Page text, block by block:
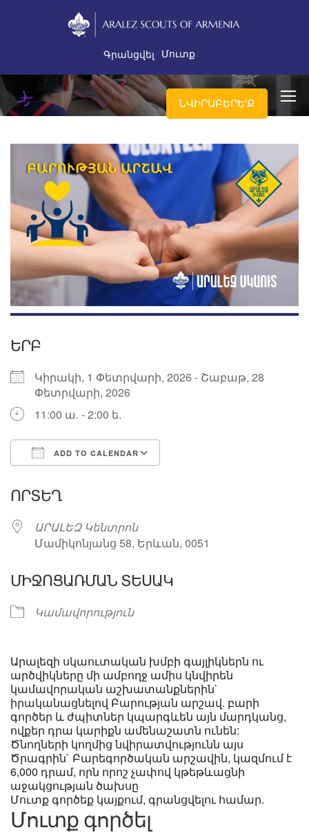
Գրանցվել Մուտք
ՆՎԻՐԱԲԵՐԵ'Ք
ԵՐԲ
Կիրակի, 1 Փետրվարի, 2026 - Շաբաթ, 28
Փետրվարի, 2026
11:00 ա. - 2:00 ե.
ADD TO CALENDAR
ՈՐՏԵՂ
ԱՐԱԼԵԶ Կենտրոն
Մամիկոնյանց 58, Երևան, 0051
ՄԻՋՈՑԱՌՄԱՆ ՏԵՍԱԿ
Կամավորություն
Արալեզի սկաուտական խմբի գայլիկներն ու
արծվիկները մի ամբողջ ամիս կնվիրեն
կամավորական աշխատանքներին`
իրականացնելով Բարության արշավ. բարի
գործեր և ժպիտներ կպարգևեն այն մարդկանց,
ովքեր դրա կարիքն ամենաշատն ունեն:
Ծնողների կողմից նվիրատվությունն այս
Ծրագրին` Բարեգործական արշավին, կազմում է
6,000 դրամ, որն որոշ չափով կթեթևացնի
աջակցության ծախսը
Մուտք գործեք կայքում, գրանցվելու համար.
Մուտք գործել